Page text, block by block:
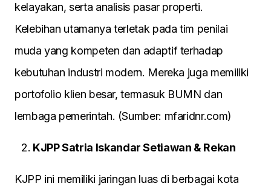
kelayakan, serta analisis pasar properti.
Kelebihan utamanya terletak pada tim penilai
muda yang kompeten dan adaptif terhadap
kebutuhan industri modern. Mereka juga memiliki
portofolio klien besar, termasuk BUMN dan
lembaga pemerintah. (Sumber: mfaridnr.com)
KJPP Satria Iskandar Setiawan & Rekan
KJPP ini memiliki jaringan luas di berbagai kota